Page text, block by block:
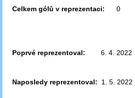
Celkem gólů v reprezentaci: 0
Poprvé reprezentoval: 6. 4. 2022
Naposledy reprezentoval: 1. 5. 2022